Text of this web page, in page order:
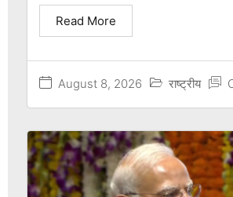
August 8, 2026 राष्ट्रीय
Read More